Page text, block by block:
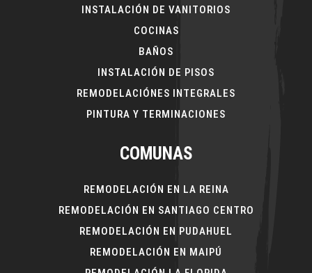
INSTALACIÓN DE VANITORIOS
COCINAS
BAÑOS
INSTALACIÓN DE PISOS
REMODELACIÓNES INTEGRALES
PINTURA Y TERMINACIONES
COMUNAS
REMODELACIÓN EN LA REINA
REMODELACIÓN EN SANTIAGO CENTRO
REMODELACIÓN EN PUDAHUEL
REMODELACIÓN EN MAIPÚ